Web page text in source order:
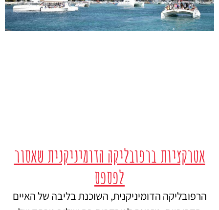
אטרקציות ברפובליקה הדומיניקנית שאסור
לפספס
הרפובליקה הדומיניקנית, השוכנת בליבה של האיים